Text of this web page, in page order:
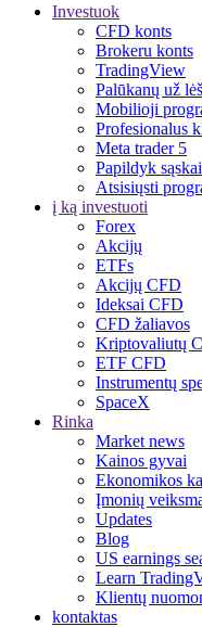
Investuok
CFD konts
Brokeru konts
TradingView
Palūkanų už
Mobilioji
Profesionalus
Meta trader 5
Papildyk
Atsisiųsti
į ką investuoti
Forex
Akcijų
ETFs
Akcijų CFD
Ideksai CFD
CFD žaliavos
Kriptovaliutų
ETF CFD
Instrumentų
SpaceX
Rinka
Market news
Kainos gyvai
Ekonomikos
Įmonių
Updates
Blog
US earnings
Learn
Klientų
kontaktas